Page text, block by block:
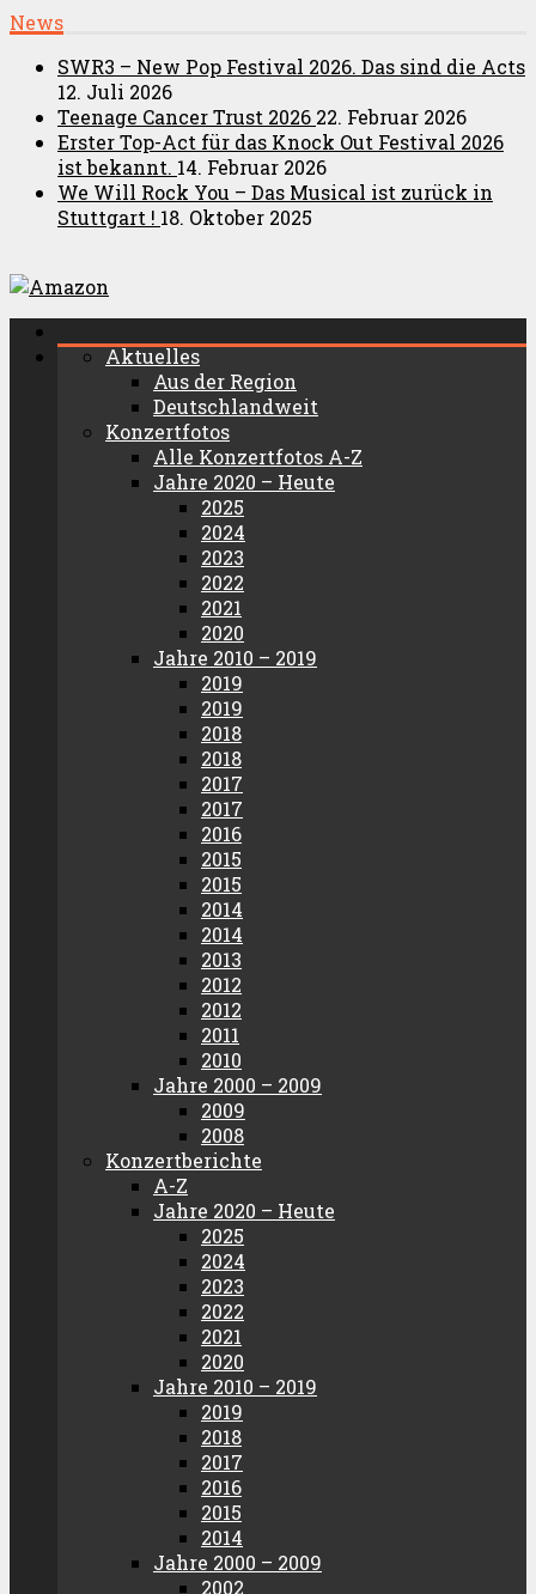
News
SWR3 – New Pop Festival 2026. Das sind die Acts
12. Juli 2026
Teenage Cancer Trust 2026 22. Februar 2026
Erster Top-Act für das Knock Out Festival 2026
ist bekannt. 14. Februar 2026
We Will Rock You – Das Musical ist zurück in
Stuttgart ! 18. Oktober 2025
Aktuelles
Aus der Region
Deutschlandweit
Konzertfotos
Alle Konzertfotos A-Z
Jahre 2020 – Heute
2025
2024
2023
2022
2021
2020
Jahre 2010 – 2019
2019
2019
2018
2018
2017
2017
2016
2015
2015
2014
2014
2013
2012
2012
2011
2010
Jahre 2000 – 2009
2009
2008
Konzertberichte
A-Z
Jahre 2020 – Heute
2025
2024
2023
2022
2021
2020
Jahre 2010 – 2019
2019
2018
2017
2016
2015
2014
Jahre 2000 – 2009
2002